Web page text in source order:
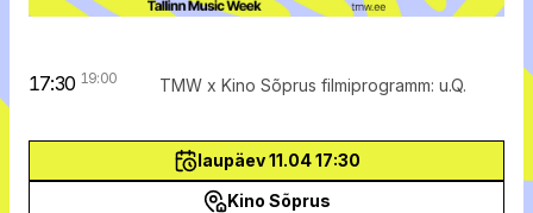
laupäev 11.04 17:30
Kino Sõprus
17:30 19:00 TMW x Kino Sõprus filmiprogramm: u.Q.